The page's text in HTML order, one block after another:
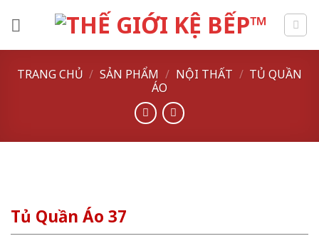
TRANG CHỦ / SẢN PHẨM / NỘI THẤT / TỦ QUẦN
ÁO
Tủ Quần Áo 37